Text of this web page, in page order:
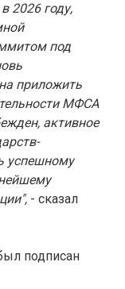
2026 году,
под
приложить
МФСА
активное
успешному
- сказал
подписан